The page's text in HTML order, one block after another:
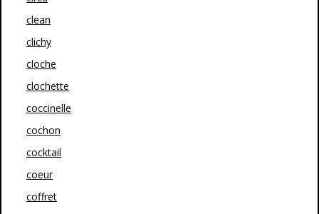
clean
clichy
cloche
clochette
coccinelle
cochon
cocktail
coeur
coffret